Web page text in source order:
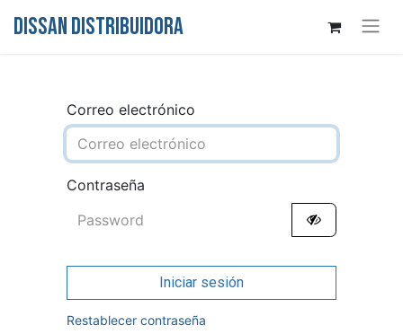
DISSAN DISTRIBUIDORA
Correo electrónico
Contraseña
Iniciar sesión
Restablecer contraseña